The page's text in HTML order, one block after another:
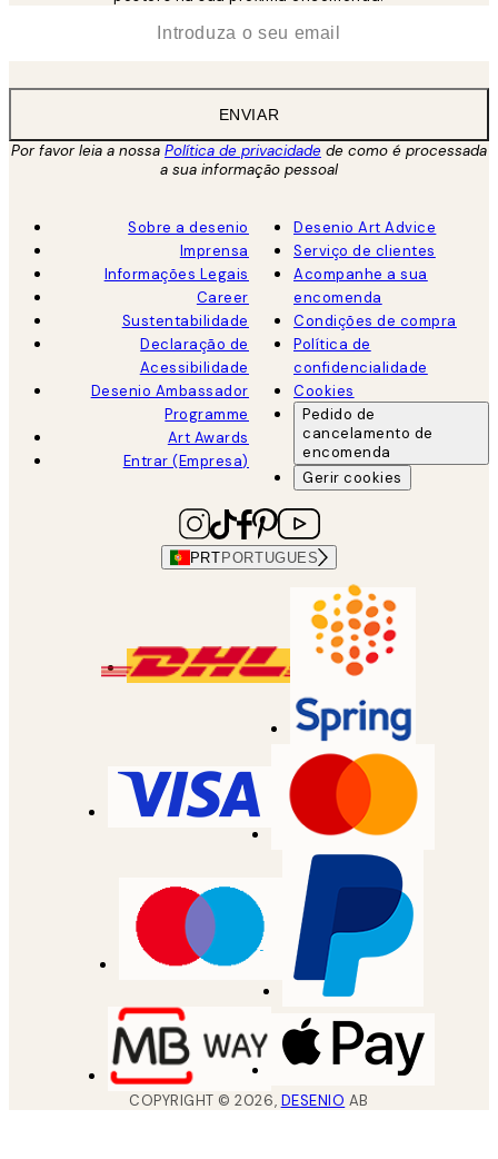
ENVIAR
Por favor leia a nossa Política de privacidade de como é processada
a sua informação pessoal
Sobre a desenio
Imprensa
Informações Legais
Career
Sustentabilidade
Declaração de
Acessibilidade
Desenio Ambassador
Programme
Art Awards
Entrar (Empresa)
Desenio Art Advice
Serviço de clientes
Acompanhe a sua
encomenda
Condições de compra
Política de
confidencialidade
Cookies
Pedido de
cancelamento de
encomenda
Gerir cookies
PRT PORTUGUES
COPYRIGHT ©2026, DESENIO AB